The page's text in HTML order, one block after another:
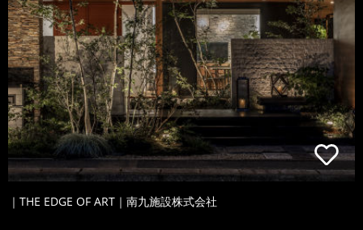
｜THE EDGE OF ART｜南九施設株式会社